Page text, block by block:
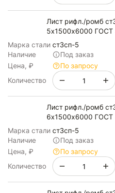
Лист рифл./ромб
5х1500х6000 ГОСТ
Марка стали ст3сп-5
Наличие
Под заказ
Цена, ₽
По запросу
Количество
Лист рифл./ромб
6х1500х6000 ГОСТ
Марка стали ст3сп-5
Наличие
Под заказ
Цена, ₽
По запросу
Количество